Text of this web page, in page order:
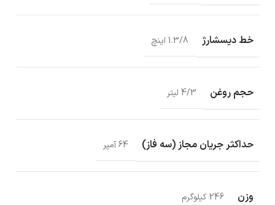
خط دیسشارژ 1.3/8 اینچ
حجم روغن 4/3 لیتر
حداکثر جریان مجاز (سه فاز) 64 آمپر
وزن 246 کیلوگرم